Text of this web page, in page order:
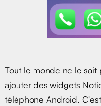
Tout le monde ne le sait
ajouter des widgets
téléphone Android.